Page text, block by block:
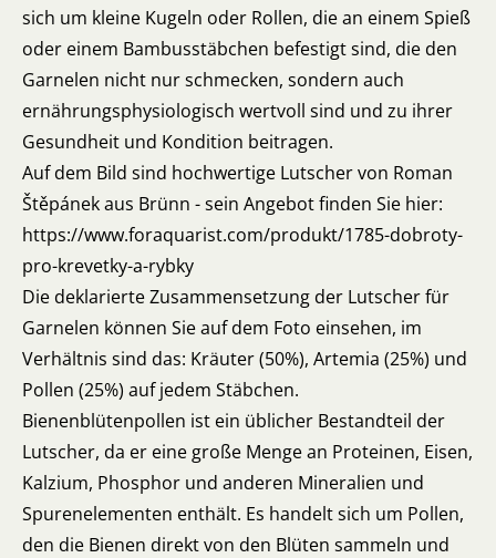
sich um kleine Kugeln oder Rollen, die an einem Spieß
oder einem Bambusstäbchen befestigt sind, die den
Garnelen nicht nur schmecken, sondern auch
ernährungsphysiologisch wertvoll sind und zu ihrer
Gesundheit und Kondition beitragen.
Auf dem Bild sind hochwertige Lutscher von Roman
Štěpánek aus Brünn - sein Angebot finden Sie hier:
https://www.foraquarist.com/produkt/1785-dobroty-
pro-krevetky-a-rybky
Die deklarierte Zusammensetzung der Lutscher für
Garnelen können Sie auf dem Foto einsehen, im
Verhältnis sind das: Kräuter (50%), Artemia (25%) und
Pollen (25%) auf jedem Stäbchen.
Bienenblütenpollen ist ein üblicher Bestandteil der
Lutscher, da er eine große Menge an Proteinen, Eisen,
Kalzium, Phosphor und anderen Mineralien und
Spurenelementen enthält. Es handelt sich um Pollen,
den die Bienen direkt von den Blüten sammeln und